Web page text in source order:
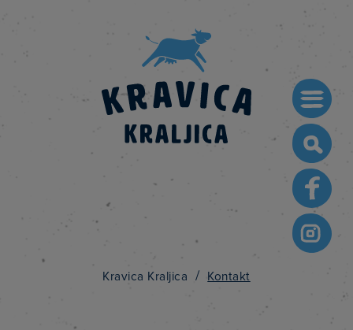
for:
Kravica Kraljica / Kontakt